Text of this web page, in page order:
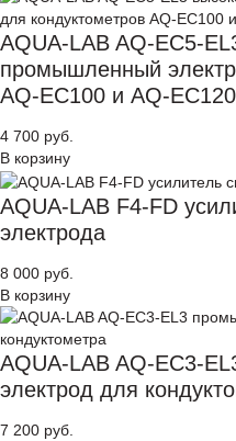
AQUA-LAB AQ-EC5-
промышленный
AQ-EC100 и AQ-EC120
4 700 руб.
В корзину
AQUA-LAB F4-FD
электрода
8 000 руб.
В корзину
AQUA-LAB AQ-EC3-
электрод для
7 200 руб.